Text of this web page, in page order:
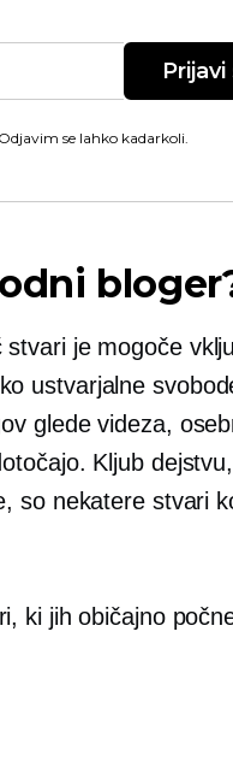
Prijavi
se lahko kadarkoli.
je mogoče
ustvarjalne
glede videza,
Kljub
so nekatere stvari
ki jih običajno